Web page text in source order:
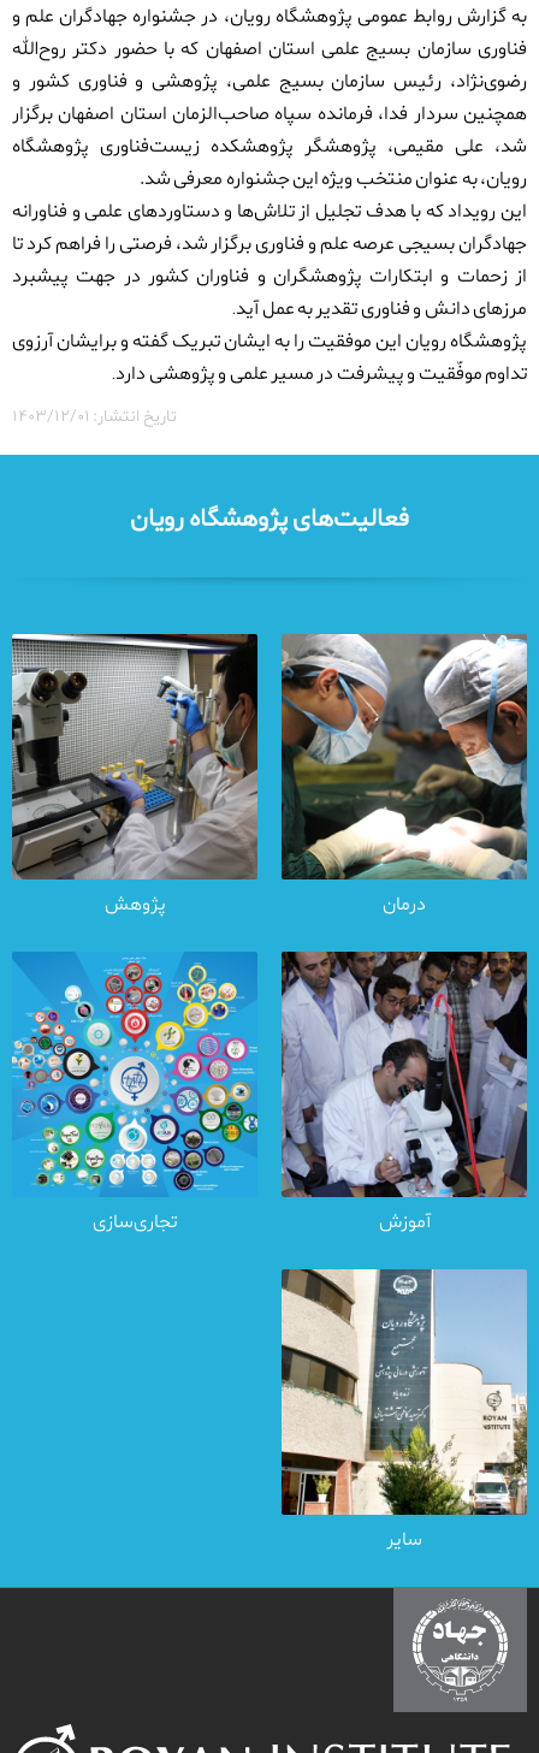
به گزارش روابط عمومی پژوهشگاه رویان، در جشنواره جهادگران علم و
فناوری سازمان بسیج علمی استان اصفهان که با حضور دکتر روح‌الله
رضوی‌نژاد، رئیس سازمان بسیج علمی، پژوهشی و فناوری کشور و
همچنین سردار فدا، فرمانده سپاه صاحب‌الزمان استان اصفهان برگزار
شد، علی مقیمی
رویان، به عنوان منتخب ویژه این جشنواره معرفی شد.
این رویداد که با هدف تجلیل از تلاش‌ها و دستاوردهای علمی و فناورانه
جهادگران بسیجی عرصه علم و فناوری برگزار شد، فرصتی را فراهم کرد تا
از زحمات و ابتکارات پژوهشگران و فناوران کشور در جهت پیشبرد
مرزهای دانش و فناوری تقدیر به عمل آید.
پژوهشگاه رویان این موفقیت را به ایشان تبریک گفته و برایشان آرزوی
تداوم موفّقیت و پیشرفت در مسیر علمی و پژوهشی دارد.
تاریخ انتشار: ۱۴۰۳/۱۲/۰۱
فعالیت‌های پژوهشگاه رویان
درمان پژوهش
آموزش تجاری‌سازی
سایر